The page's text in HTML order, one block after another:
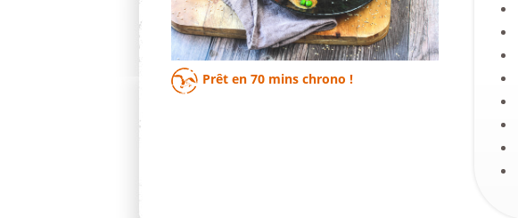
Prêt en 70 mins chrono !